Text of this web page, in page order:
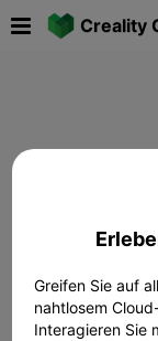
Creality
Greifen Sie auf
nahtlosem
Interagieren Sie